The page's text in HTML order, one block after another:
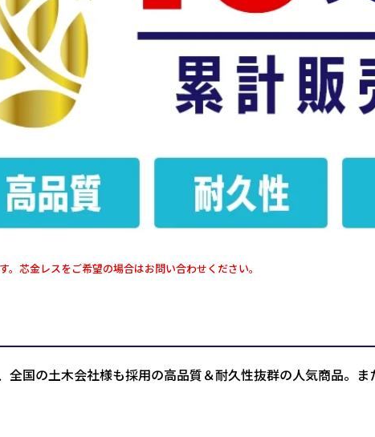
。芯金レスをご希望の場合はお問い合わせください。
全国の土木会社様も採用の高品質＆耐久性抜群の人気商品。